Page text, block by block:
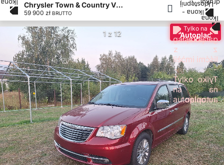
Chrysler Town & Country V 3.6 wersja rocznicowa (Anniversary)
59 900 zł BRUTTO
1 z 12
Tylko na
Autoplac